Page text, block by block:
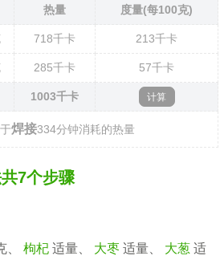
热量 度量(每100克)
718千卡 213千卡
285千卡 57千卡
1003千卡
焊接334分钟消耗的热量
7个步骤
、枸杞 适量、 大枣 适量、 大葱 适